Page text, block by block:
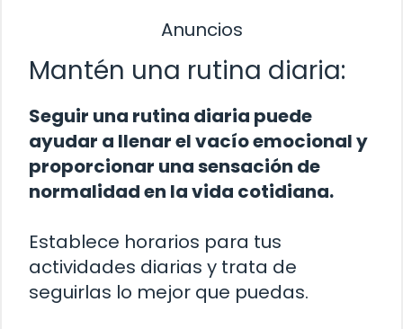
Anuncios
Mantén una rutina diaria:
Seguir una rutina diaria puede
ayudar a llenar el vacío emocional y
proporcionar una sensación de
normalidad en la vida cotidiana.
Establece horarios para tus
actividades diarias y trata de
seguirlas lo mejor que puedas.